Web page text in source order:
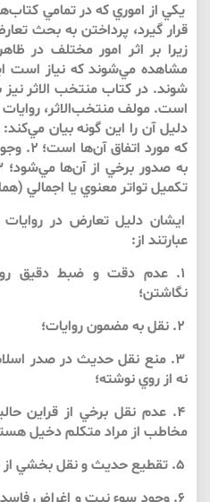
يكي از اموري كه در تمامي
قرار گيرد، پرداختن به بحث
زيرا بر اثر امور مختلف در
مشاهده مي‌‌شوند كه نياز است
شوند. در كتاب منتخب الاثر نيز
است. مولف منتخب‌الاثر،
كه مورد
تكميل تواتر معنوي يا اجمالي (همان،
ايشان دليل تعارض در
عبارتند از:
۱. عدم دقت و ضبط دقيق
نگاشتن؛
۲. نقل به مضمون روايات؛
۳. منع نقل حديث در صدر
نه از روي نوشته؛
۴. عدم نقل برخي از قراين
مخاطب از مراد متكلم دخيل
۵. تقطيع حديث و نقل بخشي از حديث؛